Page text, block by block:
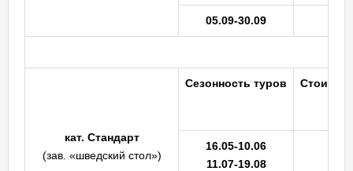
05.09-30.09
кат. Стандарт
(зав. «шведский стол»)
Сезонность туров
16.05-10.06
11.07-19.08